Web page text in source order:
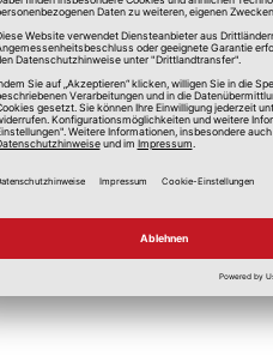
Deckenspanner 3er Set